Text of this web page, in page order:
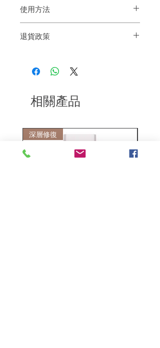
使用方法
尾，輕輕按摩於髮絲並停留2-3分鐘，以清
退貨政策
到我們的產品後的前7天內通過電子郵件
相關產品
深層修復